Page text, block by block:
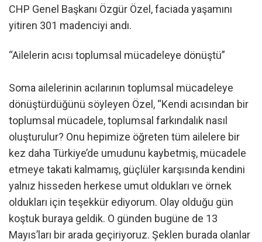
CHP Genel Başkanı Özgür Özel, faciada yaşamını
yitiren 301 madenciyi andı.
“Ailelerin acısı toplumsal mücadeleye dönüştü”
Soma ailelerinin acılarının toplumsal mücadeleye
dönüştürdüğünü söyleyen Özel, “Kendi acısından bir
toplumsal mücadele, toplumsal farkındalık nasıl
oluşturulur? Onu hepimize öğreten tüm ailelere bir
kez daha Türkiye’de umudunu kaybetmiş, mücadele
etmeye takati kalmamış, güçlüler karşısında kendini
yalnız hisseden herkese umut oldukları ve örnek
oldukları için teşekkür ediyorum. Olay olduğu gün
koştuk buraya geldik. O günden bugüne de 13
Mayıs’ları bir arada geçiriyoruz. Şeklen burada olanlar